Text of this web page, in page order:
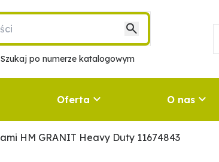
Szukaj po numerze katalogowym
Oferta O nas
HM GRANIT Heavy Duty 11674843